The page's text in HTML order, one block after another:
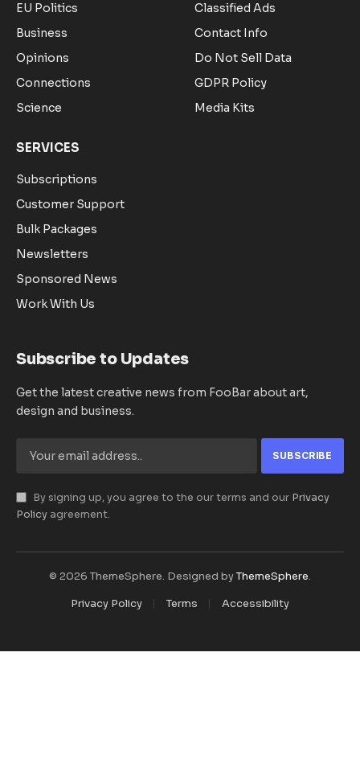
EU Politics
Business
Opinions
Connections
Science
Classified Ads
Contact Info
Do Not Sell Data
GDPR Policy
Media Kits
SERVICES
Subscriptions
Customer Support
Bulk Packages
Newsletters
Sponsored News
Work With Us
Subscribe to Updates
Get the latest creative news from FooBar about art,
design and business.
By signing up, you agree to the our terms and our Privacy
Policy agreement.
© 2026 ThemeSphere. Designed byThemeSphere.
Privacy Policy
Terms Accessibility